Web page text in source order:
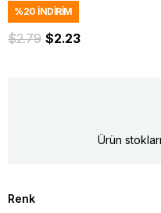
%20 İNDIRIM
$2.79 $2.23
Ürün
Renk